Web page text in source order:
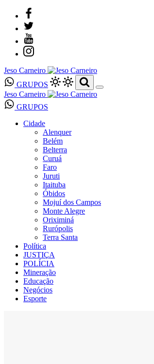
Jeso Carneiro
GRUPOS
Jeso Carneiro
GRUPOS
Cidade
Alenquer
Belém
Belterra
Curuá
Faro
Juruti
Itaituba
Óbidos
Mojuí dos Campos
Monte Alegre
Oriximiná
Rurópolis
Terra Santa
Política
JUSTIÇA
POLÍCIA
Mineração
Educação
Negócios
Esporte